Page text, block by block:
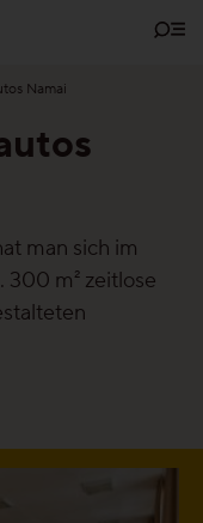
Namai
man sich im
300 m² zeitlose